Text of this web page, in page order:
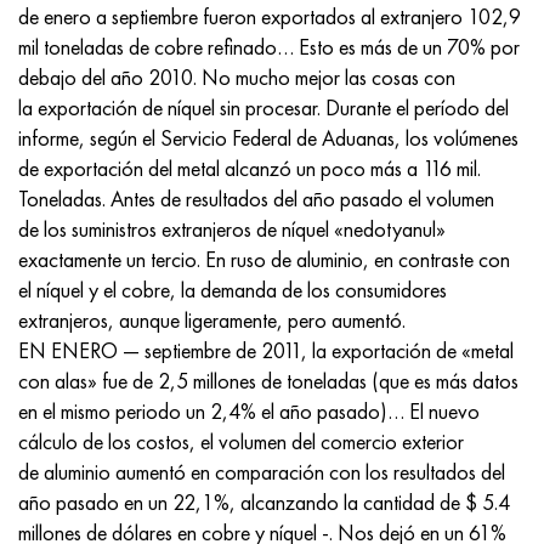
de enero a septiembre fueron exportados al extranjero 102,9
mil toneladas de cobre refinado… Esto es más de un 70% por
debajo del año 2010. No mucho mejor las cosas con
la exportación de níquel sin procesar. Durante el período del
informe, según el Servicio Federal de Aduanas, los volúmenes
de exportación del metal alcanzó un poco más a 116 mil.
Toneladas. Antes de resultados del año pasado el volumen
de los suministros extranjeros de níquel «nedotyanul»
exactamente un tercio. En ruso de aluminio, en contraste con
el níquel y el cobre, la demanda de los consumidores
extranjeros, aunque ligeramente, pero aumentó.
EN ENERO — septiembre de 2011, la exportación de «metal
con alas» fue de 2,5 millones de toneladas (que es más datos
en el mismo periodo un 2,4% el año pasado)… El nuevo
cálculo de los costos, el volumen del comercio exterior
de aluminio aumentó en comparación con los resultados del
año pasado en un 22,1%, alcanzando la cantidad de $ 5.4
millones de dólares en cobre y níquel -. Nos dejó en un 61%
Inconel 693
Inconel 706
Inconel 718
Inconel 725
Inconel 738
Inconel 792
InconelX750
Inconel HX
40KHNM
Aleación 40HNYU-VI
Aleación 42N, Invar
aleación
42NKhTYu
44NKhTYu
Aleación 45N
45НХТ
KhN56MVKYU
KhN56MVTYu
XN56MBYUD
ХН58В
XN60VMTYUR
XH60VT
XH60M
XN60YU
VT-14
VT-16
VT18, VT18U
BT20
VT20-1 sv
VT20-2 sv
BT22
VT-23
Ti-6Al-6V-2Sn
Ti-6Al-2Sn-4Zr-2Mo
Ti-6Al-2Sn-4Zr-6Mo
Ti-8Al-1Mo-1V
Ti-10V-2Fe-3Al
Ti-15V-3Cr-3Sn-3Al
Aleaciones de titanio alfa-beta
Aleación de níquel y titanio
1.4910 - AISI 316Ln
1.4919-asi 316h
Aleación 1.4922
Aleación 1.4923
Aleación 286 - 1.4944
Aisi 347H - 1.4961
Aleación A-286
Tubo resistente al calor resistente al calor
Aleación 1.4418
1.4429 - AISI 316Ln
Aleación 1.4430
Aleación 1.4432
Aleación 1.4435
Aleación 1.4436
1.4438 - AISI 317L
1.4439 - AISI 317LMn
1.4008 - AISI 414
1.4512 - AISI 409
08Х17Н15М3Т
08X18N12B
08Х21Н6М2Т
09x14n19v2br
10X11H20T2R
10x11n20t3r
10х11н23т3мр
10H14G14N4T
C95300, CuAl9
C62300-CuAl10Fe3
C62400-CuAl11Fe3
Bronce de níquel aluminio
c63000, 2.0966, CuAl10Ni5Fe4
c95500, 2.0975, CuAI10Fe5Ni5
C95800, 2.0975, CuAl10Ni
C95520, CuAl11Ni
Lo70-1, CuZn28Sn1As, c44300
Lo90-1, C41000
Lc40s, CuZn37AI1, C85800
LMC58-2, 2.0572, CuZn40Mn2
LC59-1-1
LAZH60-1-1
LK80-3
C37700, 2.0380, CuZn39Pb2
C38500, 2.0401, CuZn39Pb3
C38010, 2.0402, CuZn40Pb2
C35330, CuZn36Pb2As, cw602n
latón aluminio
CuZn37Mn3Al2PbSi, CuZn40Al2, 2,0550
C68700, CuZn20Al2
C86300, CuZn19Al6
Vak4
Vd1, 1105
Swa5
AlCuMg1, 3.1325
AlCuMg2, 3.1355
18X11MNFB, X22CrMoV12-1
20K, p265gh, st41k
30X3MF, 31CrMoV9
Acero de relajación resistente al calor
30XM, 25CrMo4, 1.7218
25X1MF, 21CrMoV5-7
25X2M1F, 24CrMoV5-5
35XM, 34CrMo4
Acero estructural de baja aleación
09G2S, 13mn6, 09g2s
14G2, 17mn4, p295gh
16g, 15ga
16G2AF, p460n, s420n
17G1S, s355j2g3
17G1S-U, St52-3, s355j0
35G2, 35s20
6XS, 60MnSi4, 6h
9ХВГ, 100MnCrW4
X6VF, X100CrMoV5-1, 1.2363
X12, X210Cr12, 1.2080
X12M, X165CrMoV12, 1.2601
Kh12MF, K110, Acero D2
X12F1, X155CrVMo12-1, Nc11Lv
corte rápido